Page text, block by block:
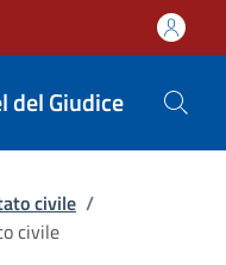
del Giudice
civile /
civile